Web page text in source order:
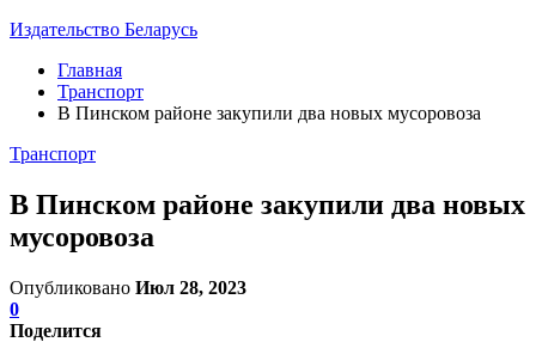
Издательство Беларусь
Главная
Транспорт
В Пинском районе закупили два новых мусоровоза
Транспорт
В Пинском районе закупили два новых
мусоровоза
Опубликовано Июл 28, 2023
0
Поделится